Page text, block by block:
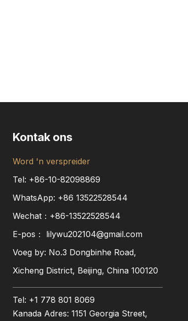
Kontak ons
Word 'n verspreider
Tel: +86-10-82098869
WhatsApp: +86 13522528544
Wechat：+86-13522528544
E-pos： lilywu202104@gmail.com
Voeg by: No.3 Dongbinhe Road,
Xicheng District, Beijing, China 100120
Tel: +1 778 801 8069
Kanada Adres: 1151 Georgia Street,